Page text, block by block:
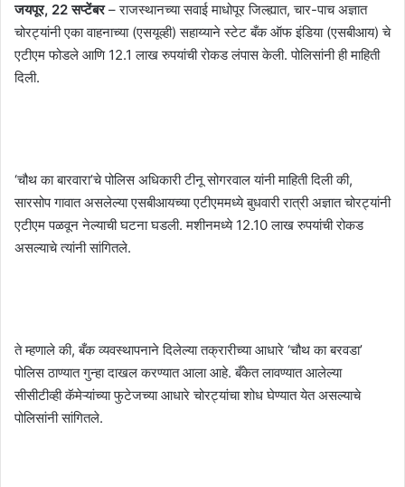
जयपूर, 22 सप्टेंबर– राजस्थानच्या सवाई माधोपूर जिल्ह्यात, चार-पाच अज्ञात
चोरट्यांनी एका वाहनाच्या (एसयूव्ही) सहाय्याने स्टेट बँक ऑफ इंडिया (एसबीआय) चे
एटीएम फोडले आणि 12.1 लाख रुपयांची रोकड लंपास केली. पोलिसांनी ही माहिती
दिली.
‘चौथ का बारवारा’चे पोलिस अधिकारी टीनू सोगरवाल यांनी माहिती दिली की,
सारसोप गावात असलेल्या एसबीआयच्या एटीएममध्ये बुधवारी रात्री अज्ञात चोरट्यांनी
एटीएम पळवून नेल्याची घटना घडली. मशीनमध्ये 12.10 लाख रुपयांची रोकड
असल्याचे त्यांनी सांगितले.
ते म्हणाले की, बँक व्यवस्थापनाने दिलेल्या तक्रारीच्या आधारे ‘चौथ का बरवडा’
पोलिस ठाण्यात गुन्हा दाखल करण्यात आला आहे. बँकेत लावण्यात आलेल्या
सीसीटीव्ही कॅमेऱ्यांच्या फुटेजच्या आधारे चोरट्यांचा शोध घेण्यात येत असल्याचे
पोलिसांनी सांगितले.